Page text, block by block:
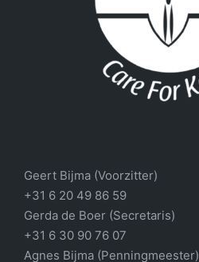
Geert Bijma (Voorzitter)
+31 6 20 49 86 59
Gerda de Boer (Secretaris)
+31 6 30 90 76 07
Agnes Bijma (Penningmeester)